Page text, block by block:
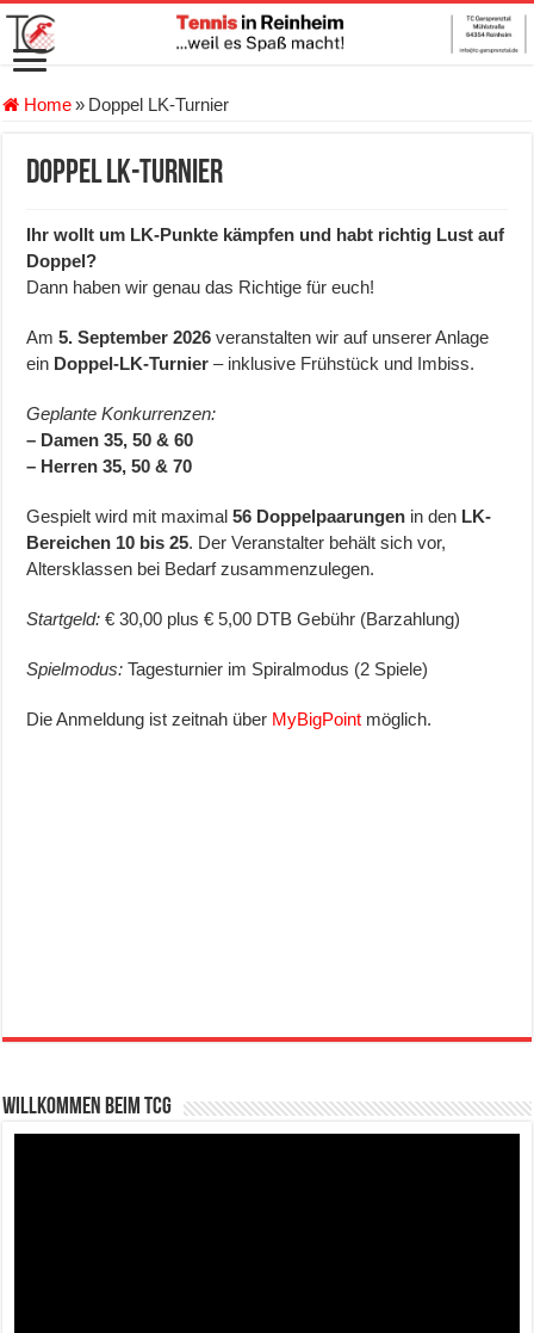
Home» Doppel LK-Turnier
Doppel LK-Turnier
Ihr wollt um LK-Punkte kämpfen und habt richtig Lust auf
Doppel?
Dann haben wir genau das Richtige für euch!
Am5. September 2026 veranstalten wir auf unserer Anlage
ein Doppel-LK-Turnier – inklusive Frühstück und Imbiss.
Geplante Konkurrenzen:
– Damen 35, 50 & 60
– Herren 35, 50 & 70
Gespielt wird mit maximal56 Doppelpaarungen in den LK-
Bereichen 10 bis 25. Der Veranstalter behält sich vor,
Altersklassen bei Bedarf zusammenzulegen.
Startgeld: € 30,00 plus € 5,00 DTB Gebühr (Barzahlung)
Spielmodus: Tagesturnier im Spiralmodus (2 Spiele)
Die Anmeldung ist zeitnah über MyBigPoint möglich.
Willkommen beim TCG